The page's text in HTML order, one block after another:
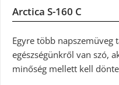
Arctica S-160 C
Egyre több napszemüveg
egészségünkről van szó,
minőség mellett kell